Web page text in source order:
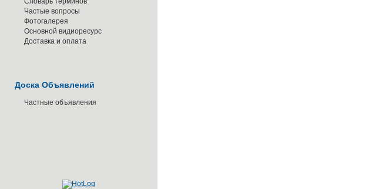
Частые вопросы
Фотогалерея
Основной видиоресурс
Доставка и оплата
Доска Объявлений
Частные объявления